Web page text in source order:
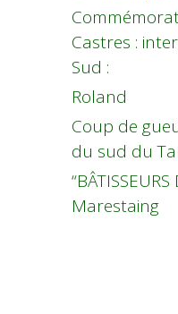
Castres :
Sud :
Roland
Coup de
du sud du
Marestaing